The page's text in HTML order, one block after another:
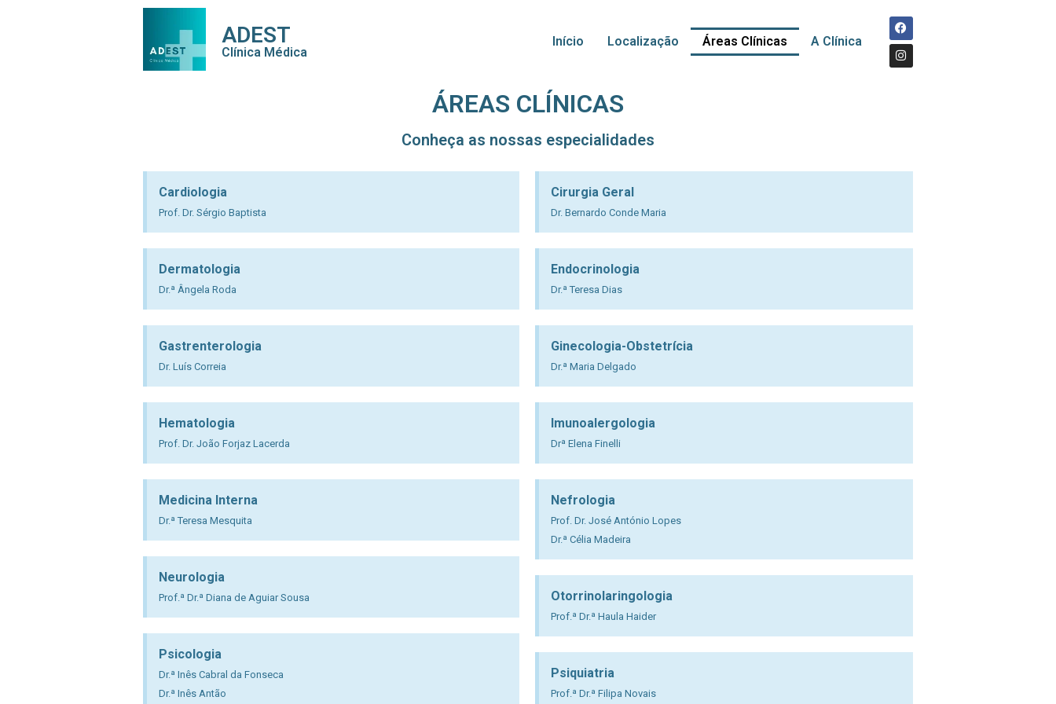
ADEST
Clínica Médica
Início Localização Áreas Clínicas A Clínica
ÁREAS CLÍNICAS
Conheça as nossas especialidades
Cardiologia
Prof. Dr. Sérgio Baptista
Dermatologia
Dr.ª Ângela Roda
Gastrenterologia
Dr. Luís Correia
Hematologia
Prof. Dr. João Forjaz Lacerda
Medicina Interna
Dr.ª Teresa Mesquita
Neurologia
Prof.ª Dr.ª Diana de Aguiar Sousa
Psicologia
Dr.ª Inês Cabral da Fonseca
Dr.ª Inês Antão
Cirurgia Geral
Dr. Bernardo Conde Maria
Endocrinologia
Dr.ª Teresa Dias
Ginecologia-Obstetrícia
Dr.ª Maria Delgado
Imunoalergologia
Drª Elena Finelli
Nefrologia
Prof. Dr. José António Lopes
Dr.ª Célia Madeira
Otorrinolaringologia
Prof.ª Dr.ª Haula Haider
Psiquiatria
Prof.ª Dr.ª Filipa Novais